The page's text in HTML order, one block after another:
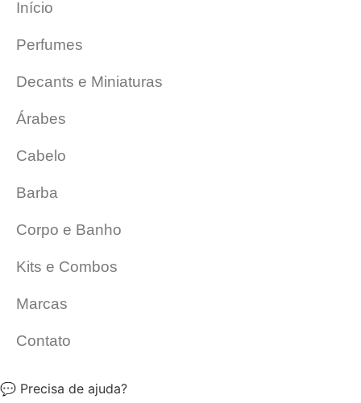
Início
Perfumes
Decants e Miniaturas
Árabes
Cabelo
Barba
Corpo e Banho
Kits e Combos
Marcas
Contato
💬 Precisa de ajuda?